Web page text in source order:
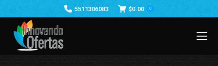
5511306083 $0.00 0